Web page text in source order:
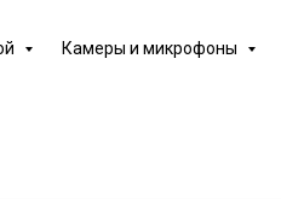
Камеры и микрофоны